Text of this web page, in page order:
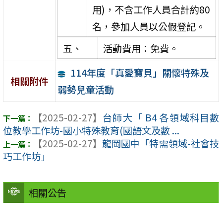
相關公告
用)，不含工作人員合計約80
名，參加人員以公假登記。
五、
活動費用：免費。
相關附件
114年度「真愛寶貝」關懷特殊及
弱勢兒童活動
【2025-02-27】 台師大「 B4 各領域科目數
位教學工作坊-國小特殊教育(國語文及數 ...
【2025-02-27】 龍岡國中「特需領域-社會技
巧工作坊」